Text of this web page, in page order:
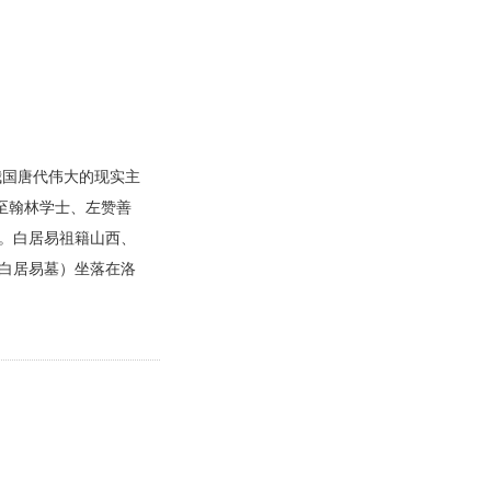
唐代伟大的现实主
翰林学士、左赞善
白居易祖籍山西、
居易墓）坐落在洛